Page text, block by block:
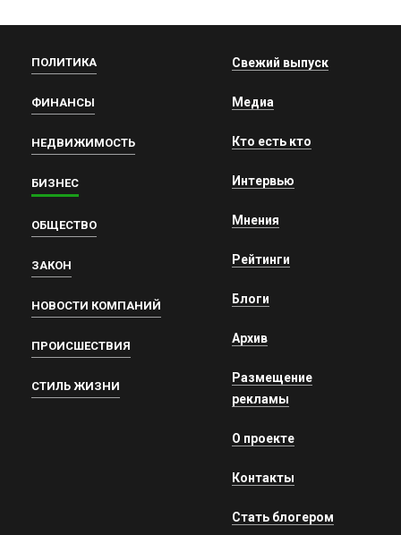
ПОЛИТИКА
ФИНАНСЫ
НЕДВИЖИМОСТЬ
БИЗНЕС
ОБЩЕСТВО
ЗАКОН
НОВОСТИ КОМПАНИЙ
ПРОИСШЕСТВИЯ
СТИЛЬ ЖИЗНИ
Свежий выпуск
Медиа
Кто есть кто
Интервью
Мнения
Рейтинги
Блоги
Архив
Размещение
рекламы
О проекте
Контакты
Стать блогером